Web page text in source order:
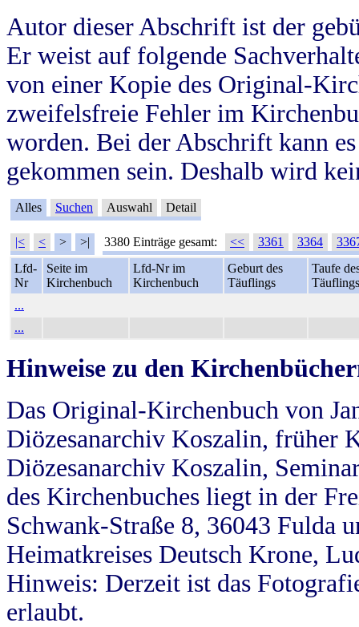
Autor dieser Abschrift ist der
Er weist auf folgende
von einer Kopie des Original-
zweifelsfreie Fehler im
worden. Bei der Abschrift kann
gekommen sein. Deshalb wird
Alles Suchen Auswahl Detail
|< < > >| 3380 Einträge gesamt: << 3361 3364
Lfd-
Nr
Seite im
Kirchenbuch
Lfd-Nr im
Kirchenbuch
Geburt des
Täuflings
Taufe
Täuflings
...
...
Hinweise zu den
Das Original-Kirchenbuch von
Diözesanarchiv Koszalin, früher
Diözesanarchiv Koszalin,
des Kirchenbuches liegt in der
Schwank-Straße 8, 36043 Fulda
Heimatkreises Deutsch Krone,
Hinweis: Derzeit ist das
erlaubt.